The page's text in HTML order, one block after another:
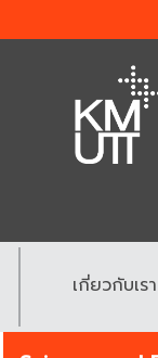
เกี่ยวกับเรา